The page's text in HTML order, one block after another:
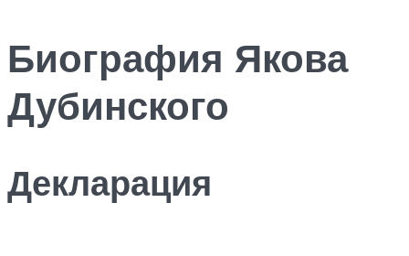
Биография Якова
Дубинского
Декларация